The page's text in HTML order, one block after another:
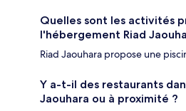
Quelles sont les activités
l'hébergement Riad
Riad Jaouhara propose une
Y a-t-il des restaurants
Jaouhara ou à proximité ?